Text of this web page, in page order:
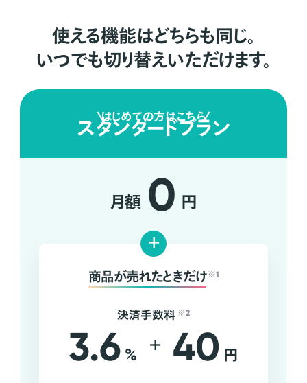
使える機能はどちらも同じ。
いつでも切り替えいただけます。
はじめての方はこちら
スタンダードプラン
月額 0 円
+
商品が売れたときだけ ※1
決済手数料 ※2
3.6 % + 40 円